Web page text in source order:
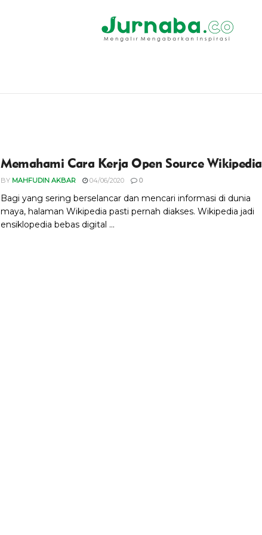
Memahami Cara Kerja Open Source Wikipedia
BY MAHFUDIN AKBAR 04/06/2020 0
Bagi yang sering berselancar dan mencari informasi di dunia
maya, halaman Wikipedia pasti pernah diakses. Wikipedia jadi
ensiklopedia bebas digital ...